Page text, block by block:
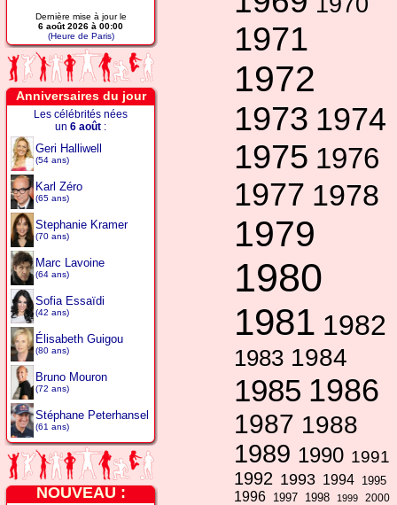
Dernière mise à jour le
6 août 2026 à 00:00
(Heure de Paris)
Anniversaires du jour
Les célébrités nées
un 6 août :
Geri Halliwell
(54 ans)
Karl Zéro
(65 ans)
Stephanie Kramer
(70 ans)
Marc Lavoine
(64 ans)
Sofia Essaïdi
(42 ans)
Élisabeth Guigou
(80 ans)
Bruno Mouron
(72 ans)
Stéphane Peterhansel
(61 ans)
NOUVEAU :
1971
1972
1973 1974
1975 1976
1977 1978
1979
1980
1981 1982
1983 1984
1985 1986
1987 1988
1989 1990 1991
1992 1993 1994 1995
1996 1997 1998 1999
2000